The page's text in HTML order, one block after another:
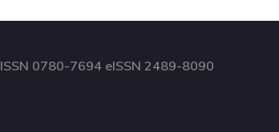
ISSN 0780-7694 eISSN 2489-8090